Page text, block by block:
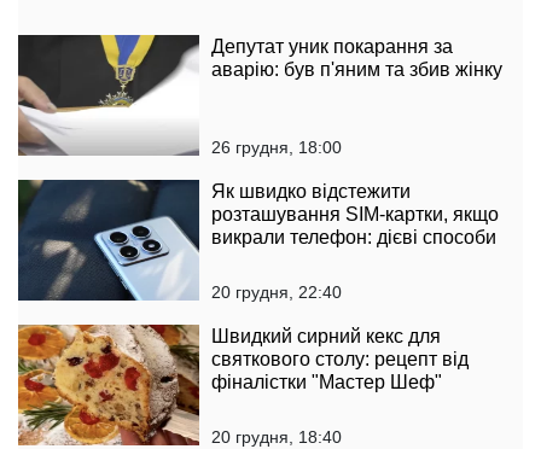
Депутат уник покарання за
аварію: був п'яним та збив жінку
26 грудня, 18:00
Як швидко відстежити
розташування SIM-картки, якщо
викрали телефон: дієві способи
20 грудня, 22:40
Швидкий сирний кекс для
святкового столу: рецепт від
фіналістки "Мастер Шеф"
20 грудня, 18:40